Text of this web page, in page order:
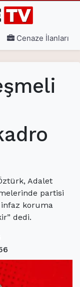
Cenaze İlanları
Adalet
partisi
infaz koruma
dedi.